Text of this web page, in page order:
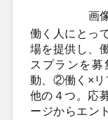
画
働く人にとっ
場を提供し、
スプランを
動、②働く×
他の４つ。応
ージからエン